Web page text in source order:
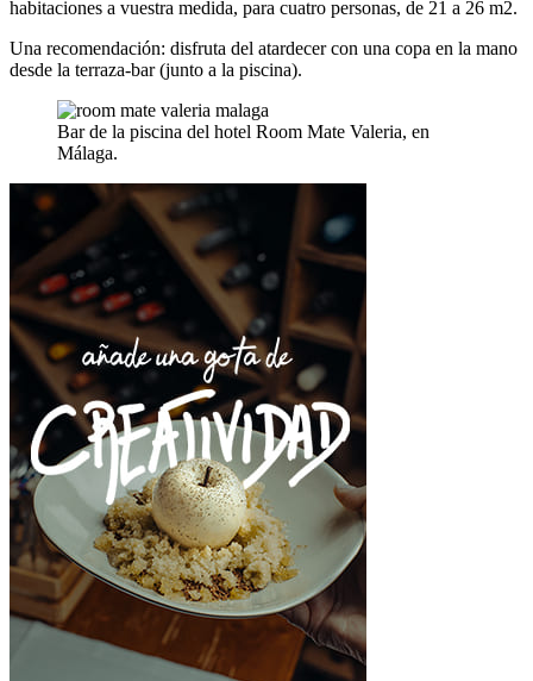
habitaciones a vuestra medida, para cuatro personas, de 21 a 26 m2.
Una recomendación: disfruta del atardecer con una copa en la mano
desde la terraza-bar (junto a la piscina).
Bar de la piscina del hotel Room Mate Valeria, en
Málaga.